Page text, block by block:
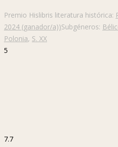
Premio Hislibris literatura histórica:
2024 (ganador/a))Subgéneros:
Polonia, S. XX
5
7.7